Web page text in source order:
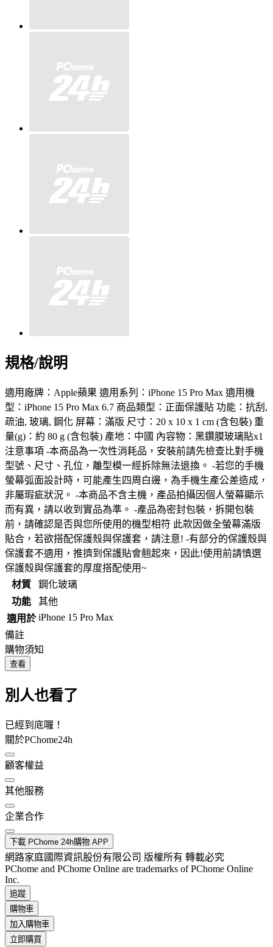
規格/說明
適用廠牌：Apple蘋果 適用系列：iPhone 15 Pro Max 適用機
型：iPhone 15 Pro Max 6.7 商品類型：正面保護貼 功能：抗刮,
疏油, 玻璃, 鋼化 屏幕：滿版 尺寸：20 x 10 x 1 cm (含包裝) 重
量(g)：約 80 g (含包裝) 產地：中國 內容物：黑鑽膜玻璃貼x1
注意事項 -本商品為一次性消耗品，安裝前請先檢查比對手機
型號、尺寸、孔位，離型模一經拆除無法退換。 -若您的手機
螢幕弧面設計時，可能產生四周白邊，為手機生產公差造成，
非屬瑕疵狀況。 -本商品不含主機，產品拍攝因個人螢幕顯示
而有異，請以收到實品為準。 -產品為密封包裝，拆開包裝
前，請確認是否與您所使用的機型相符 此款因做全螢幕滿版
貼合，若欲搭配保護殼與保護套，請注意! -有部分的保護殼與
保護套不適用，推擠到保護貼會翹起來，因此!使用前請慎選
保護殼與保護套的厚度搭配使用~
材質
鋼化玻璃
功能
其他
適用於 iPhone 15 Pro Max
備註
購物須知
查看
別人也看了
已經到底囉！
關於PChome24h
顧客權益
其他服務
企業合作
下載 PChome 24h購物 APP
網路家庭國際資訊股份有限公司 版權所有 轉載必究
PChome and PChome Online are trademarks of PChome Online
Inc.
追蹤
購物車
加入購物車
立即購買